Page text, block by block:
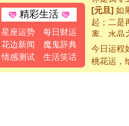
精彩生活
星座运势
每日财运
花边新闻
魔鬼辞典
情感测试
生活笑话
[元旦] 如
起；二是
离。水晶
泣，这
卖了。水
今日运程
桃花运，